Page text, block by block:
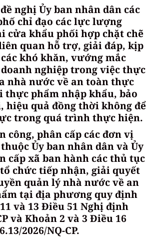
nghị Ủy ban nhân dân các
chỉ đạo các lực lượng
cửa khẩu phối hợp chặt chẽ
quan hỗ trợ, giải đáp, kịp
khó khăn, vướng mắc
nghiệp trong việc thực
nhà nước về an toàn thực
thực phẩm nhập khẩu, bảo
hiệu quả đồng thời không để
trong quá trình thực hiện.
công, phân cấp các đơn vị
Ủy ban nhân dân và Ủy
cấp xã ban hành các thủ tục
chức tiếp nhận, giải quyết
quản lý nhà nước về an
tại địa phương quy định
và 13 Điều 51 Nghị định
và Khoản 2 và 3 Điều 16
2026/NQ-CP.